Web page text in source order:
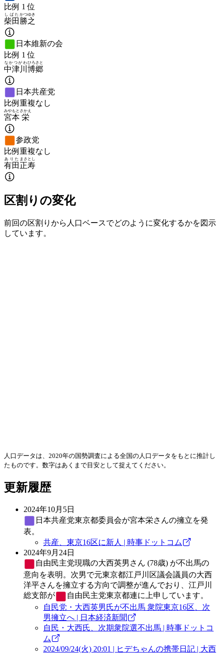
比例 1 位
柴田
しばた
勝之
かつゆき
日本維新の会
比例 1 位
中津川
なかつがわ
博郷
ひろさと
日本共産党
比例重複なし
宮本
みやもと
栄
さかえ
参政党
比例重複なし
有田
ありた
正寿
まさとし
区割りの変化
前回の区割りから人口ベースでどのように変化するかを図示
しています。
人口データは、2020年の国勢調査による全国の人口データをもとに推計し
たものです。数字はあくまで目安として捉えてください。
更新履歴
2024年10月5日
日本共産党東京都委員会が宮本栄さんの擁立を発
表。
共産、東京16区に新人 | 時事ドットコム
2024年9月24日
自由民主党現職の大西英男さん (78歳) が不出馬の
意向を表明。次男で元東京都江戸川区議会議員の大西
洋平さんを擁立する方向で調整が進んでおり、江戸川
総支部が
自由民主党東京都連に上申しています。
自民党・大西英男氏が不出馬 衆院東京16区、次
男擁立へ | 日本経済新聞
自民・大西氏、次期衆院選不出馬 | 時事ドットコ
ム
2024/09/24(火) 20:01 | ヒデちゃんの携帯日記 | 大西